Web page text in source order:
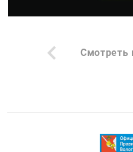
Смотреть